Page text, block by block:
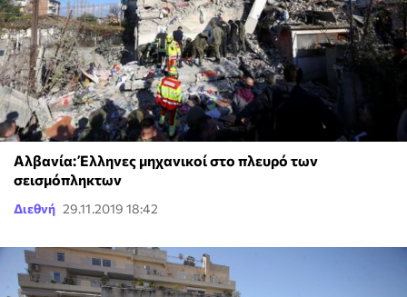
Αλβανία: Έλληνες μηχανικοί στο πλευρό των
σεισμόπληκτων
Διεθνή 29.11.2019 18:42